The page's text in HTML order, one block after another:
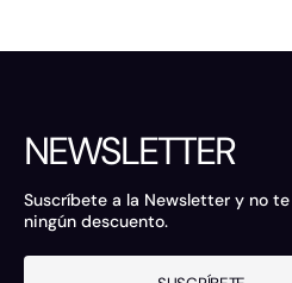
NEWSLETTER
Suscríbete a la Newsletter y no
ningún descuento.